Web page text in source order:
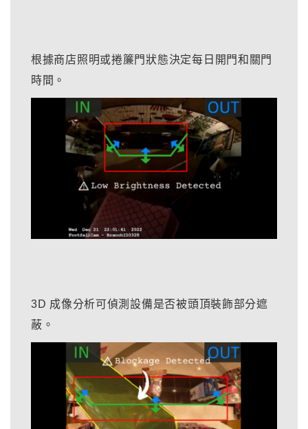
根據商店照明或捲簾門狀態決定每日開門和關門
時間。
3D 成像分析可偵測設備是否被頭頂裝飾部分遮
蔽。